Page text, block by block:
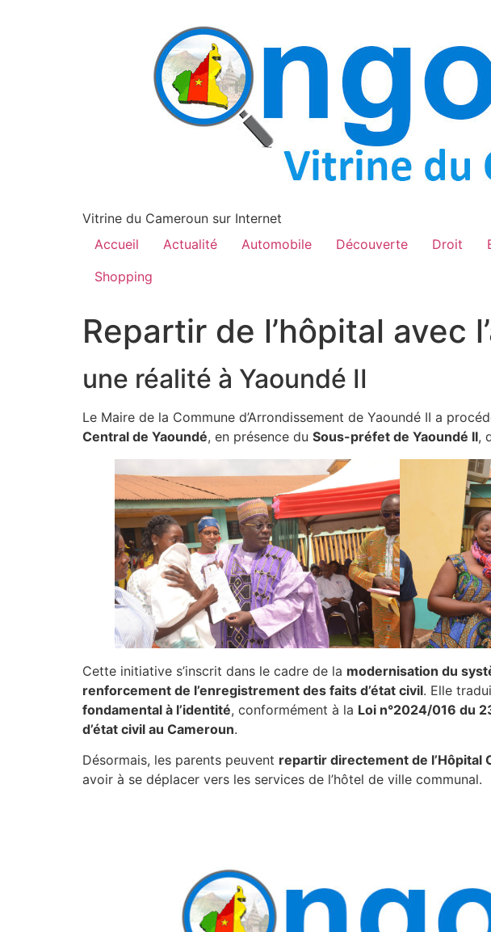
Vitrine du Cameroun sur Internet
Accueil
Actualité Automobile Découverte Droit
Shopping
Repartir de l’hôpital avec
une réalité à Yaoundé II
Le Maire de la Commune d’Arrondissement de Yaoundé II a
Central de Yaoundé, en présence du Sous-préfet de Yaoundé II,
Cette initiative s’inscrit dans le cadre de la modernisation du
renforcement de l’enregistrement des faits d’état civil. Elle
fondamental à l’identité, conformément à la Loi n°2024/016 du
d’état civil au Cameroun.
Désormais, les parents peuvent repartir directement de l’Hôpital
avoir à se déplacer vers les services de l’hôtel de ville communal.